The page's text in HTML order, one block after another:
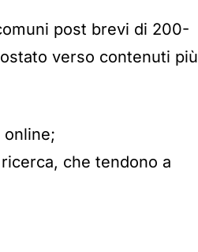
post brevi di 200-
verso contenuti più
online;
che tendono a